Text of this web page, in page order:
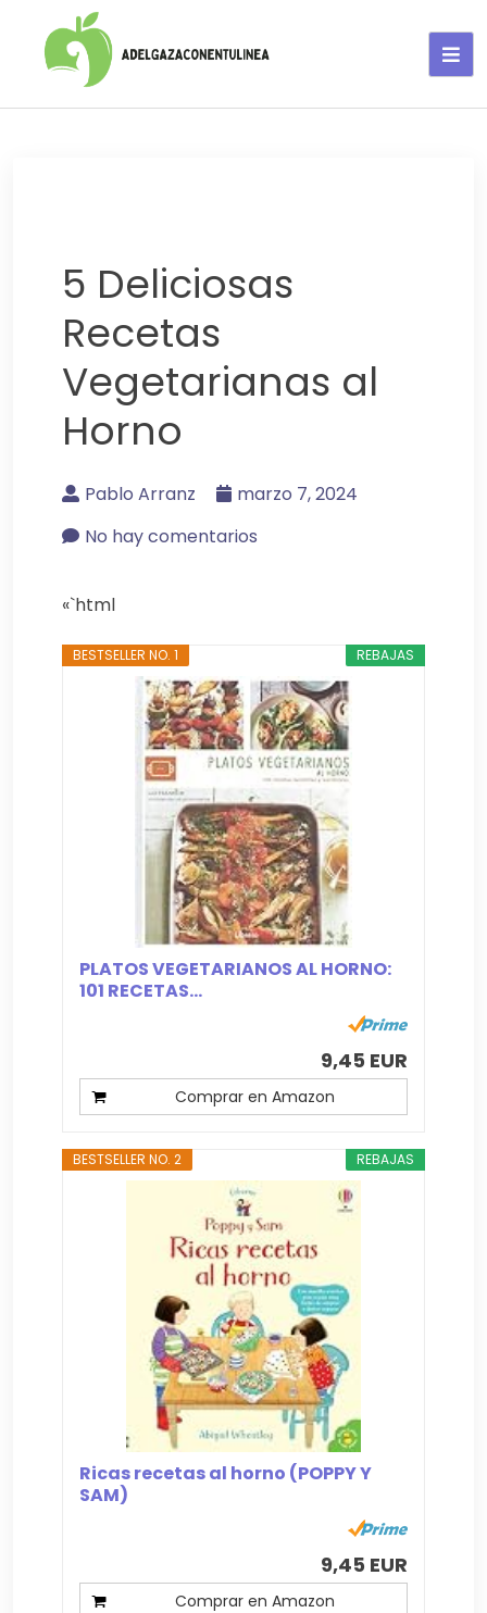
5 Deliciosas
Recetas
Vegetarianas al
Horno
Pablo Arranz
marzo 7, 2024
No hay comentarios
«`html
REBAJAS
BESTSELLER NO. 1
PLATOS VEGETARIANOS AL HORNO:
101 RECETAS...
9,45 EUR
Comprar en Amazon
REBAJAS
BESTSELLER NO. 2
Ricas recetas al horno (POPPY Y
SAM)
9,45 EUR
Comprar en Amazon